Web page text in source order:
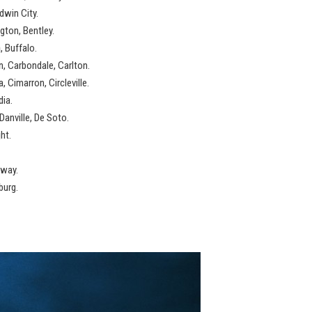
City.
Bentley.
Buffalo.
Carbondale, Carlton.
Cimarron, Circleville.
De Soto.